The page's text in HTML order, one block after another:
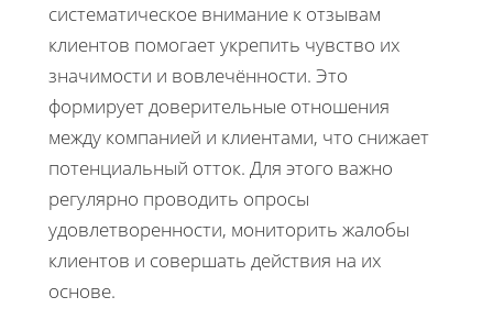
систематическое внимание к отзывам
клиентов помогает укрепить чувство их
значимости и вовлечённости. Это
формирует доверительные отношения
между компанией и клиентами, что снижает
потенциальный отток. Для этого важно
регулярно проводить опросы
удовлетворенности, мониторить жалобы
клиентов и совершать действия на их
основе.